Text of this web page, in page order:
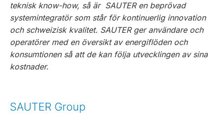
teknisk know-how, så är SAUTER en beprövad
systemintegratör som står för kontinuerlig innovation
och schweizisk kvalitet. SAUTER ger användare och
operatörer med en översikt av energiflöden och
konsumtionen så att de kan följa utvecklingen av sina
kostnader.
SAUTER Group